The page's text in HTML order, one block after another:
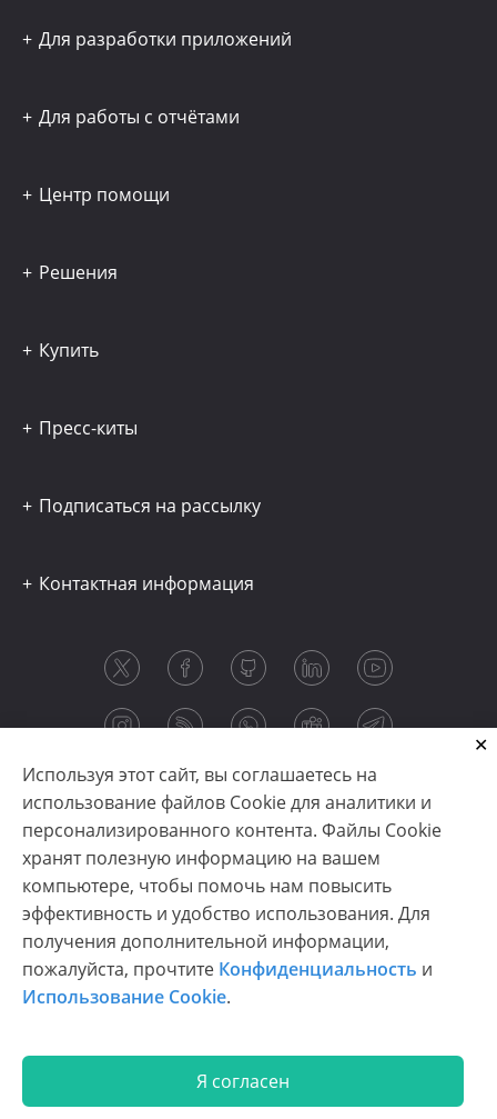
Используя этот сайт, вы соглашаетесь на
использование файлов Cookie для аналитики и
персонализированного контента. Файлы Cookie
хранят полезную информацию на вашем
компьютере, чтобы помочь нам повысить
эффективность и удобство использования. Для
получения дополнительной информации,
пожалуйста, прочтите Конфиденциальность и
Использование Cookie.
Я согласен
Для разработки приложений
Для работы с отчётами
Центр помощи
Решения
Купить
Пресс-киты
Подписаться на рассылку
Контактная информация
Copyright © 2003-2026 CloudReports sp. z o.o. (dba
Stimulsoft). All rights reserved.
Конфиденциальность
En De